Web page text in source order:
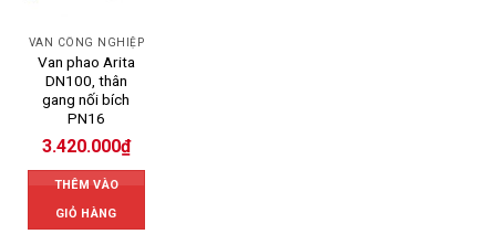
VAN CÔNG NGHIỆP
Van phao Arita
DN100, thân
gang nối bích
PN16
3.420.000₫
THÊM VÀO
GIỎ HÀNG